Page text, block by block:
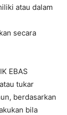
atau dalam
secara
EBAS
tukar
berdasarkan
bila